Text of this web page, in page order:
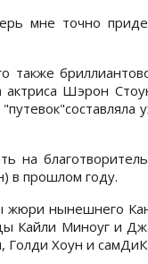
мне точно
также
актриса Шэрон
на
в прошлом году.
жюри нынешнего
Кайли Миноуг и
Голди Хоун и